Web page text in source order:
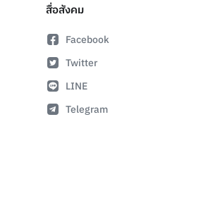
สื่อสังคม
Facebook
Twitter
LINE
Telegram